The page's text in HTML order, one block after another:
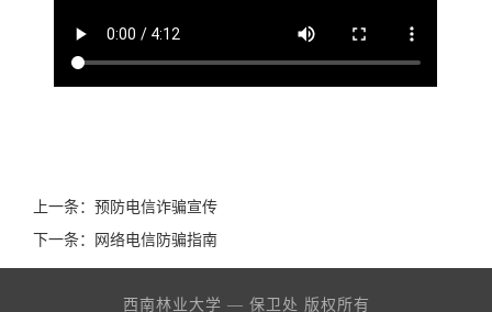
上一条： 预防电信诈骗宣传
下一条：
网络电信防骗指南
西南林业大学 — 保卫处 版权所有